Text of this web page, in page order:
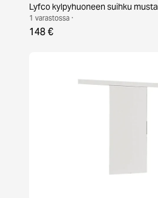
Lyfco kylpyhuoneen suihku musta
1 varastossa ·
148 €